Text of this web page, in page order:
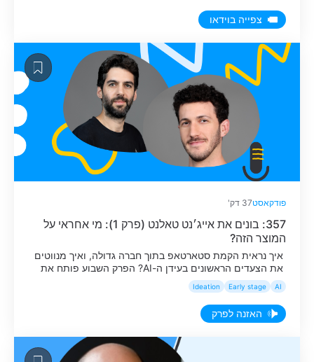
צפייה בוידאו
פודקאסט37 דק'
357: בונים את אייג׳נט טאלנט (פרק 1): מי אחראי על
המוצר הזה?
איך נראית הקמת סטארטאפ בתוך חברה גדולה, ואיך מנווטים
את הצעדים הראשונים בעידן ה-AI? הפרק השבוע פותח את
סדרת הפרקים החדשה שלנו, שבה נלווה מקרוב את ההקמה
של מרקט-פלייס שמחבר בין חברות שמעוניינות לשכור
אייג׳נטים כעובדים מצד אחד, לבילדרים שבונים אייג׳נטים
AI
Early stage
Ideation
האזנה לפרק